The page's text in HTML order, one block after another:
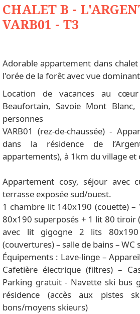
CHALET B -
VARB01 - T3
Adorable appartement dans
l'orée de la forêt avec vue
Location de vacances au cœur
Beaufortain, Savoie Mont
personnes
VARB01 (rez-de-chaussée) -
dans la résidence de
appartements), à 1km du village et
Appartement cosy, séjour avec
terrasse exposée sud/ouest.
1 chambre lit 140x190 (couette) –
80x190 superposés + 1 lit 80 tiroir
avec lit gigogne 2 lits
(couvertures) – salle de bains – WC
Équipements : Lave-linge –
Cafetière électrique (filtres) –
Parking gratuit - Navette ski bus
résidence (accès aux pistes
bons/moyens skieurs)